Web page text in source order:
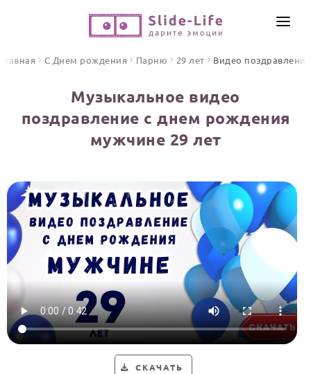
ПО ФОРМАТУ
Видео поздравления
Стихи и тексты
ПРАЗДНИКИ
С Днем рождения
Юбилей
Свадьба
Годовщина свадьбы
Календарь праздников
ИНСТРУМЕНТЫ
ТЕКСТЫ И ИДЕИ
ОТЗЫВЫ
С Днем рождения Парню 29 лет Видео поздравления
Музыкальное видео
поздравление с днем рождения
мужчине 29 лет
СКАЧАТЬ